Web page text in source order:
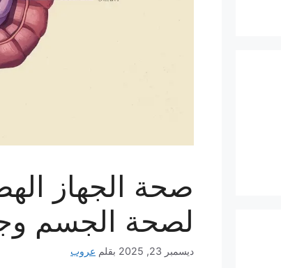
صحة الجهاز
لصحة الجسم
ديسمبر 23, 2025 بقلم عروب